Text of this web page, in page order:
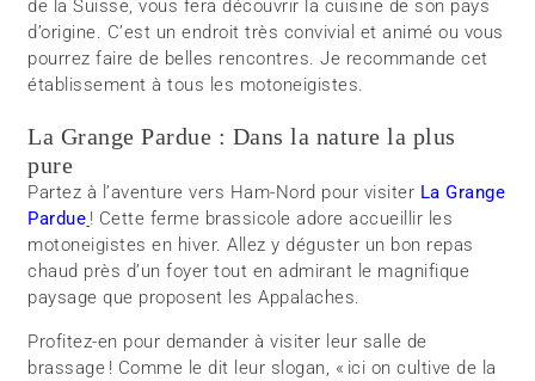
de la Suisse, vous fera découvrir la cuisine de son pays
d’origine. C’est un endroit très convivial et animé ou vous
pourrez faire de belles rencontres. Je recommande cet
établissement à tous les motoneigistes.
La Grange Pardue : Dans la nature la plus
pure
Partez à l’aventure vers Ham-Nord pour visiter La Grange
Pardue ! Cette ferme brassicole adore accueillir les
motoneigistes en hiver. Allez y déguster un bon repas
chaud près d’un foyer tout en admirant le magnifique
paysage que proposent les Appalaches.
Profitez-en pour demander à visiter leur salle de
brassage ! Comme le dit leur slogan, « ici on cultive de la